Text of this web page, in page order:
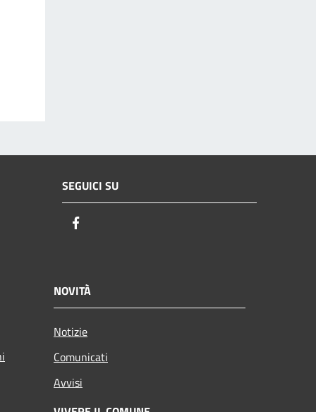
SEGUICI SU
NOVITÀ
Notizie
Comunicati
Avvisi